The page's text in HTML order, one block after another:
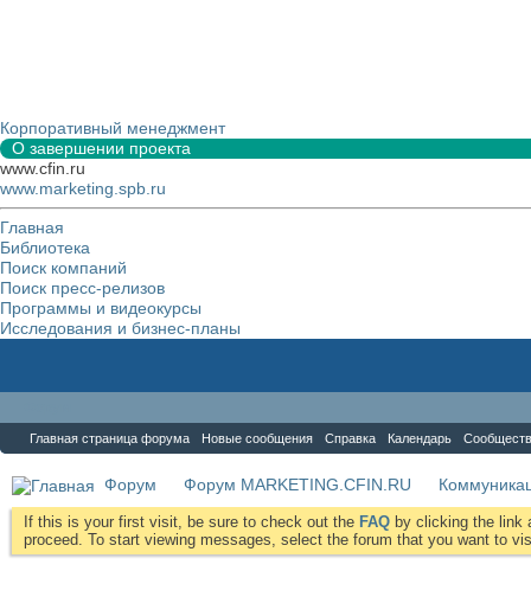
Корпоративный менеджмент
О завершении проекта
www.cfin.ru
www.marketing.spb.ru
Главная
Библиотека
Поиск компаний
Поиск пресс-релизов
Программы и видеокурсы
Исследования и бизнес-планы
Главная страница форума Новые сообщения Справка Календарь
Форум Форум MARKETING.CFIN.RU
If this is your first visit, be sure to check out the FAQ by clicking the link
proceed. To start viewing messages, select the forum that you want to